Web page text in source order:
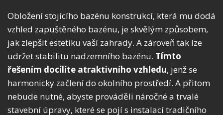
Obložení stojícího bazénu konstrukcí, která mu dodá
vzhled zapuštěného bazénu, je skvělým způsobem,
jak zlepšit estetiku vaší zahrady. A zároveň tak lze
udržet stabilitu nadzemního bazénu. Tímto
řešením docílíte atraktivního vzhledu, jenž se
harmonicky začlení do okolního prostředí. A přitom
nebude nutné, abyste prováděli náročné a trvalé
stavební úpravy, které se pojí s instalací tradičního